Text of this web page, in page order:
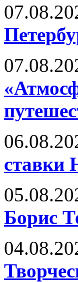
ставки
Борис